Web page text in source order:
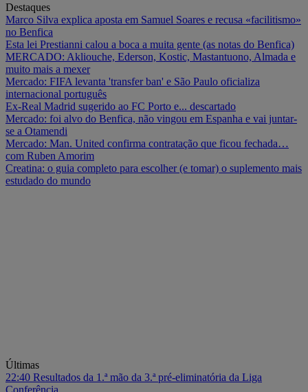
Destaques
Marco Silva explica aposta em Samuel Soares e recusa «facilitismo»
no Benfica
Esta lei Prestianni calou a boca a muita gente (as notas do Benfica)
MERCADO: Akliouche, Ederson, Kostic, Mastantuono, Almada e
muito mais a mexer
Mercado: FIFA levanta 'transfer ban' e São Paulo oficializa
internacional português
Ex-Real Madrid sugerido ao FC Porto e... descartado
Mercado: foi alvo do Benfica, não vingou em Espanha e vai juntar-
se a Otamendi
Mercado: Man. United confirma contratação que ficou fechada…
com Ruben Amorim
Creatina: o guia completo para escolher (e tomar) o suplemento mais
estudado do mundo
Últimas
22:40 Resultados da 1.ª mão da 3.ª pré-eliminatória da Liga
Conferência